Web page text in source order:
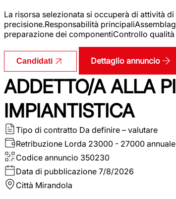
La risorsa selezionata si occuperà di attività
precisione.Responsabilità
preparazione dei componentiControllo
Candidati Dettaglio annuncio
ADDETTO/A ALLA
IMPIANTISTICA
Tipo di contratto Da definire – valutare
Retribuzione Lorda 23000 - 27000 annuale
Codice annuncio 350230
Data di pubblicazione 7/8/2026
Città Mirandola